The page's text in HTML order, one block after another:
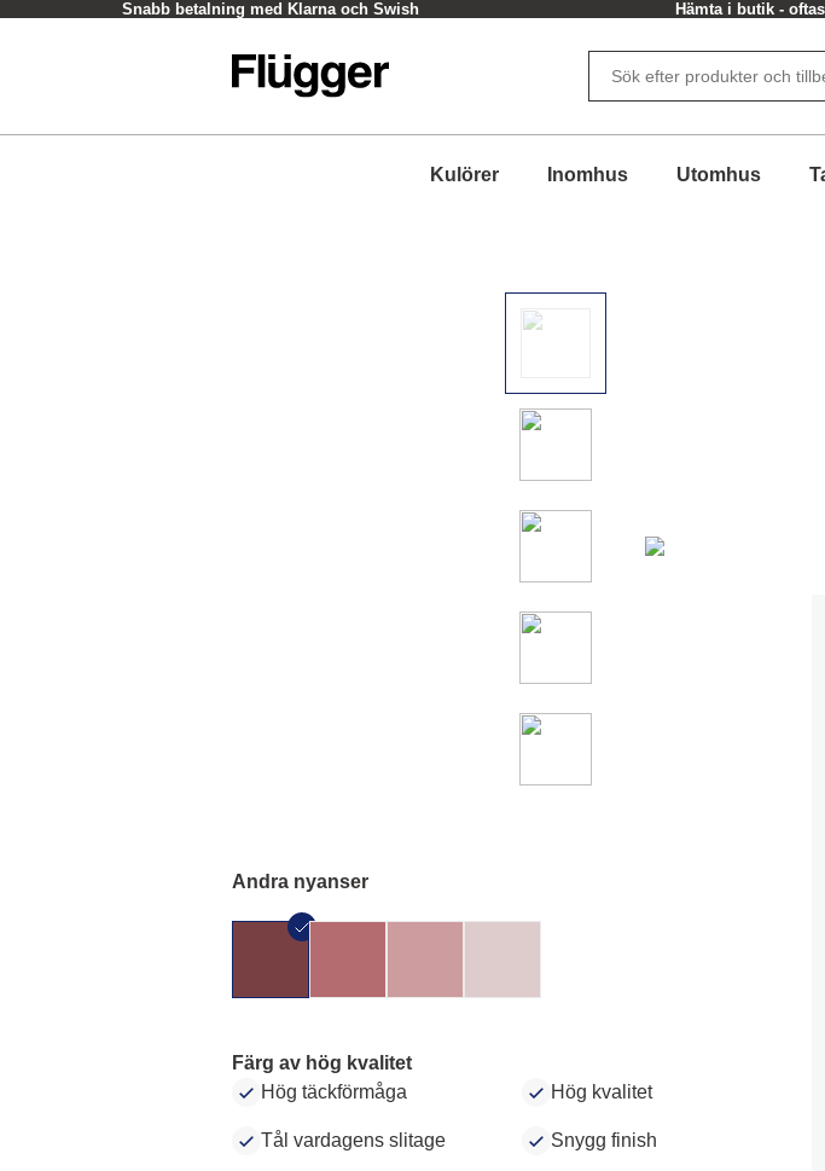
Snabb betalning med Klarna och Swish Hämta i butik -
Kulörer Inomhus Utomhus
Andra nyanser
Färg av hög kvalitet
Hög täckförmåga
Hög kvalitet
Tål vardagens slitage Snygg finish